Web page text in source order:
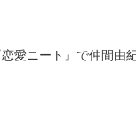
愛ニート』で仲間由